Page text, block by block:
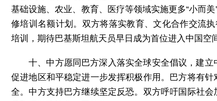
基础设施、农业、教育、医疗等领域实施更多“小而
修培训名额计划。双方将落实教育、文化合作交流
培训，期待巴基斯坦航天员早日成为首位进入中国
十、中方愿同巴方深入落实全球安全倡议，建
促进地区和平稳定进一步发挥积极作用。巴方将有
全。中方支持巴方继续坚定反恐。双方呼吁国际社